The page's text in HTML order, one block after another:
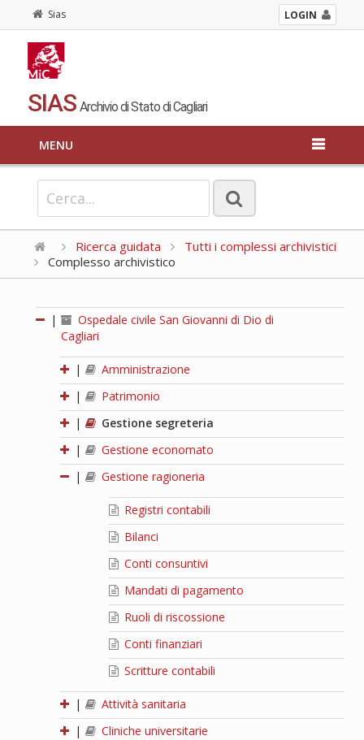
Sias LOGIN
SIAS Archivio di Stato di Cagliari
MENU
Ricerca guidata
Tutti i complessi archivistici
Complesso archivistico
|
Ospedale civile San Giovanni di Dio di
Cagliari
|
Amministrazione
|
Patrimonio
|
Gestione segreteria
|
Gestione economato
|
Gestione ragioneria
Registri contabili
Bilanci
Conti consuntivi
Mandati di pagamento
Ruoli di riscossione
Conti finanziari
Scritture contabili
|
Attività sanitaria
|
Cliniche universitarie